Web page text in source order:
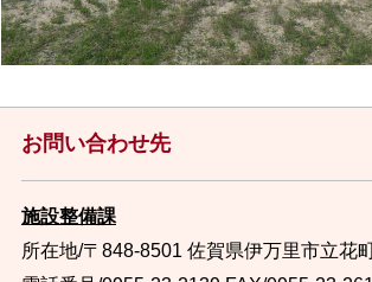
お問い合わせ先
施設整備課
所在地/〒848-8501 佐賀県伊万里市立花